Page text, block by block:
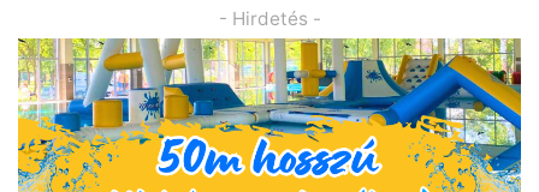
- Hirdetés -